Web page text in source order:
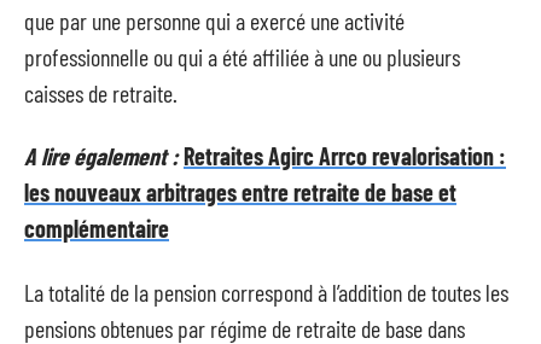
que par une personne qui a exercé une activité
professionnelle ou qui a été affiliée à une ou plusieurs
caisses de retraite.
A lire également :Retraites Agirc Arrco revalorisation :
les nouveaux arbitrages entre retraite de base et
complémentaire
La totalité de la pension correspond à l’addition de toutes les
pensions obtenues par régime de retraite de base dans